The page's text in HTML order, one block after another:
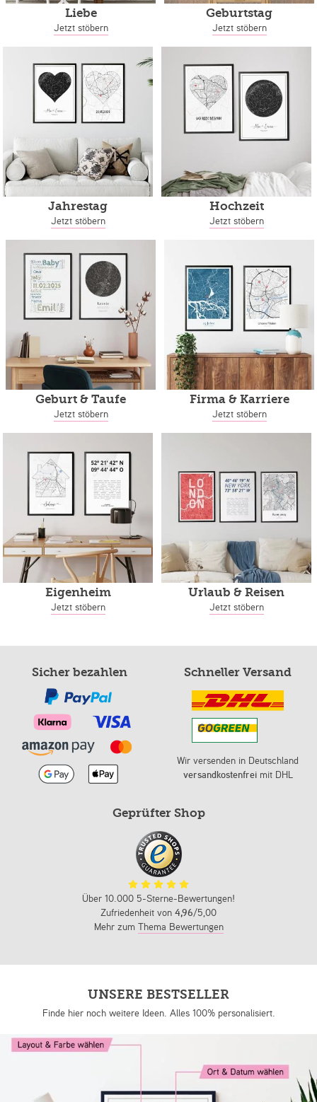
Liebe
Jetzt stöbern
Geburtstag
Jetzt stöbern
Jahrestag
Jetzt stöbern
Hochzeit
Jetzt stöbern
Geburt & Taufe
Jetzt stöbern
Firma & Karriere
Jetzt stöbern
Eigenheim
Jetzt stöbern
Urlaub & Reisen
Jetzt stöbern
Sicher bezahlen Schneller Versand
Wir versenden in Deutschland
versandkostenfreimit DHL
Geprüfter Shop
Über 10.000 5-Sterne-Bewertungen!
Zufriedenheit von 4,96/5,00
Mehr zum Thema Bewertungen
UNSERE BESTSELLER
Finde hier noch weitere Ideen. Alles 100% personalisiert.